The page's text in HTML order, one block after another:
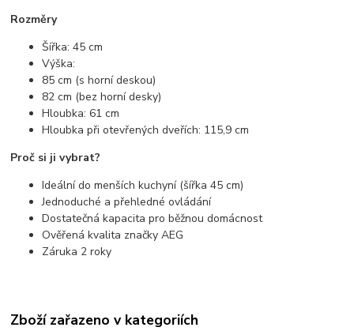
Rozměry
Šířka: 45 cm
Výška:
85 cm (s horní deskou)
82 cm (bez horní desky)
Hloubka: 61 cm
Hloubka při otevřených dveřích: 115,9 cm
Proč si ji vybrat?
Ideální do menších kuchyní (šířka 45 cm)
Jednoduché a přehledné ovládání
Dostatečná kapacita pro běžnou domácnost
Ověřená kvalita značky AEG
Záruka 2 roky
Zboží zařazeno v kategoriích